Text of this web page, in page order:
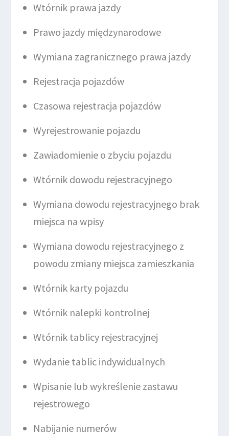
Wtórnik prawa jazdy
Prawo jazdy międzynarodowe
Wymiana zagranicznego prawa jazdy
Rejestracja pojazdów
Czasowa rejestracja pojazdów
Wyrejestrowanie pojazdu
Zawiadomienie o zbyciu pojazdu
Wtórnik dowodu rejestracyjnego
Wymiana dowodu rejestracyjnego brak
miejsca na wpisy
Wymiana dowodu rejestracyjnego z
powodu zmiany miejsca zamieszkania
Wtórnik karty pojazdu
Wtórnik nalepki kontrolnej
Wtórnik tablicy rejestracyjnej
Wydanie tablic indywidualnych
Wpisanie lub wykreślenie zastawu
rejestrowego
Nabijanie numerów